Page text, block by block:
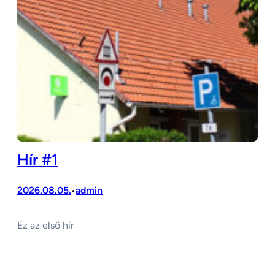
Hír #1
2026.08.05.•admin
Ez az első hír